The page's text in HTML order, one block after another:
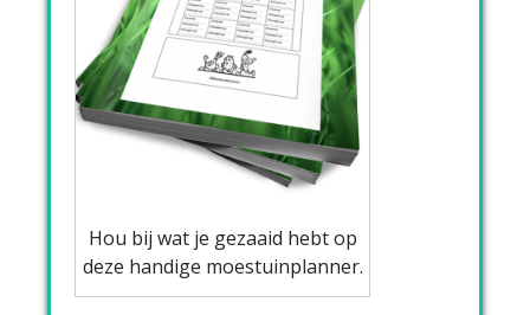
Hou bij wat je gezaaid hebt op
deze handige moestuinplanner.